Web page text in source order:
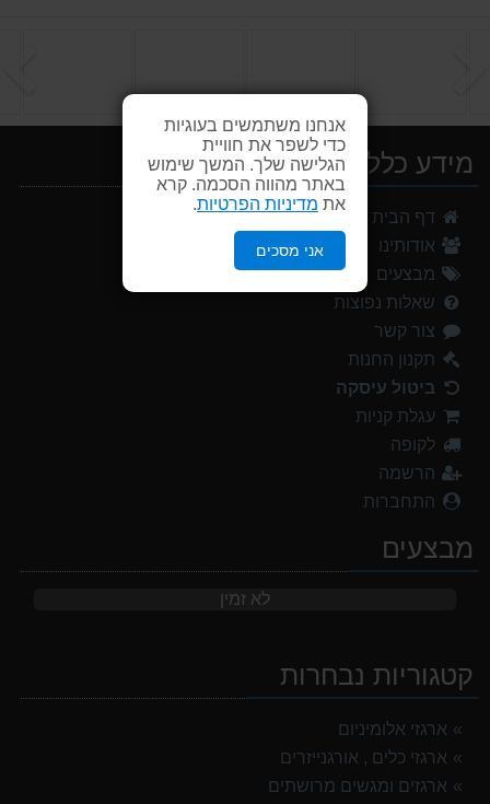
אנחנו משתמשים בעוגיות
כדי לשפר את חוויית
הגלישה שלך. המשך שימוש
באתר מהווה הסכמה. קרא
את מדיניות הפרטיות
אני מסכים
מידע כללי
דף הבית
אודותינו
מבצעים
שאלות נפוצות
צור קשר
תקנון החנות
ביטול עיסקה
עגלת קניות
לקופה
הרשמה
התחברות
מבצעים
לא זמין
קטגוריות נבחרות
ארגזי אלומיניום
ארגזי כלים , אורגנייזרים
ארגזים ומגשים מרושתים